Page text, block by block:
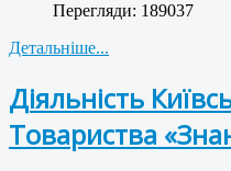
Перегляди: 189037
Детальніше...
Діяльність
Товариства